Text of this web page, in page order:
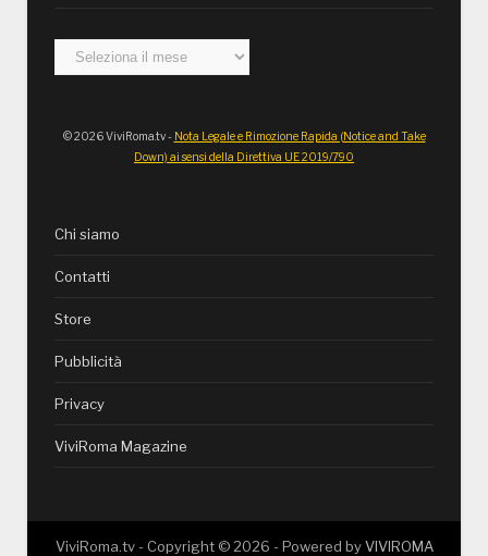
Archivi
© 2026 ViviRoma.tv - Nota Legale e Rimozione Rapida (Notice and Take
Down) ai sensi della Direttiva UE 2019/790
Chi siamo
Contatti
Store
Pubblicità
Privacy
ViviRoma Magazine
ViviRoma.tv - Copyright © 2026 - Powered byVIVIROMA